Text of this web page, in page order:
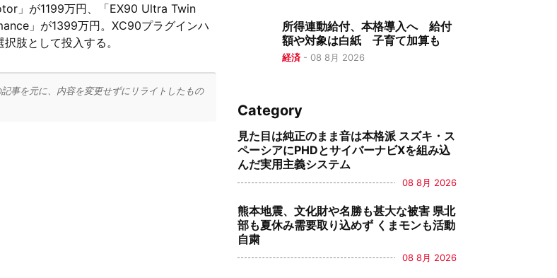
」が1199万円、「EX90 Ultra Twin
」が1399万円。XC90プラグインハ
肢として投入する。
記事を元に、内容を変更せずにリライトしたもの
所得連動給付、本格導入へ 給付
額や対象は白紙 子育て加算も
経済- 08 8月 2026
Category
見た目は純正のまま音は本格派 スズキ・ス
ペーシアにPHDとサイバーナビXを組み込
んだ実用主義システム
08 8月 2026
熊本地震、文化財や名勝も甚大な被害 県北
部も夏休み需要取り込めず くまモンも活動
自粛
08 8月 2026